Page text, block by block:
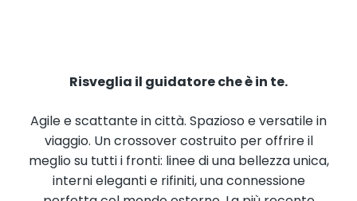
Risveglia il guidatore che è in te.
Agile e scattante in città. Spazioso e versatile in
viaggio. Un crossover costruito per offrire il
meglio su tutti i fronti: linee di una bellezza unica,
interni eleganti e rifiniti, una connessione